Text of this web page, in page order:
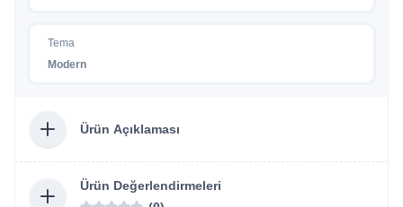
Tema
Modern
Ürün Açıklaması
Ürün Değerlendirmeleri